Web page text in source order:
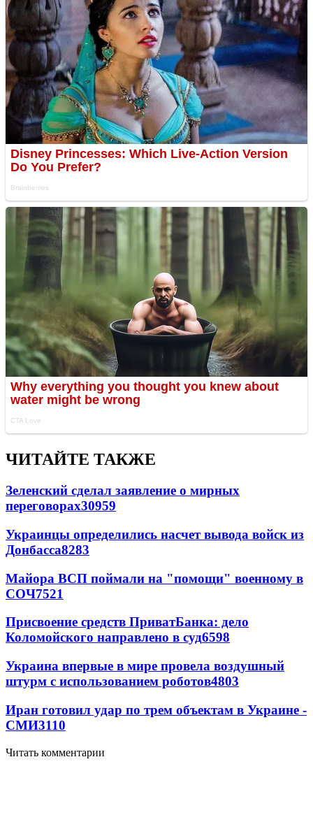
ЧИТАЙТЕ ТАКЖЕ
Зеленский сделал заявление о мирных
переговорах30959
Украинцы определились насчет вывода войск из
Донбасса8283
Майора ВСП поймали на "помощи" военному в
СОЧ7521
Присвоение средств ПриватБанка: дело
Коломойского направлено в суд6598
Украина впервые в мире провела воздушный
штурм с использованием роботов4803
Иран готовил удар по трем объектам в Украине -
СМИ3110
Читать комментарии